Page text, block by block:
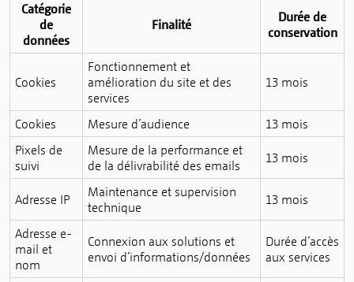
Catégorie
de
données
Finalité
Durée de
conservation
Cookies
Fonctionnement et
amélioration du site et des
services
13 mois
Cookies Mesure d’audience
13 mois
Pixels de
suivi
Mesure de la performance et
de la délivrabilité des emails
13 mois
Adresse IP
Maintenance et supervision
technique
13 mois
Adresse e-
mail et
nom
Connexion aux solutions et
envoi d’informations/données
Durée d’accès
aux services